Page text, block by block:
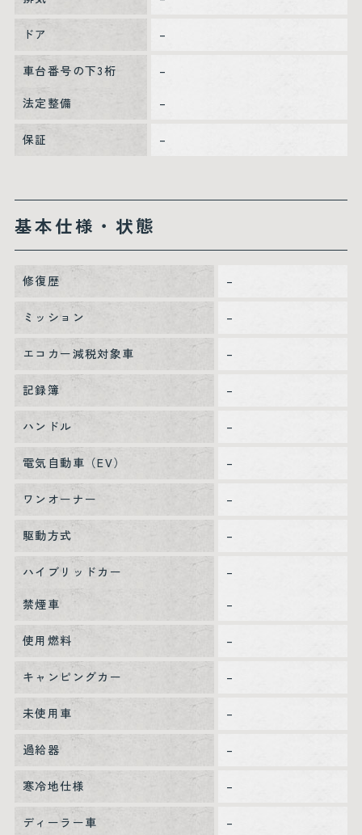
ドア –
車台番号の下3桁
–
法定整備
–
保証 –
基本仕様・状態
修復歴 –
ミッション –
エコカー減税対象車 –
記録簿 –
ハンドル –
電気自動車（EV） –
ワンオーナー –
駆動方式 –
ハイブリッドカー
–
禁煙車
–
使用燃料 –
キャンピングカー –
未使用車 –
過給器 –
寒冷地仕様 –
ディーラー車 –